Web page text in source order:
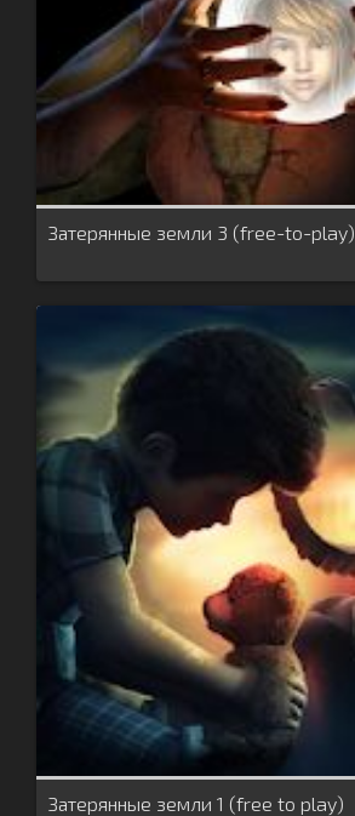
Затерянные земли 3 (free-to-play)
Затерянные земли 1 (free to play)